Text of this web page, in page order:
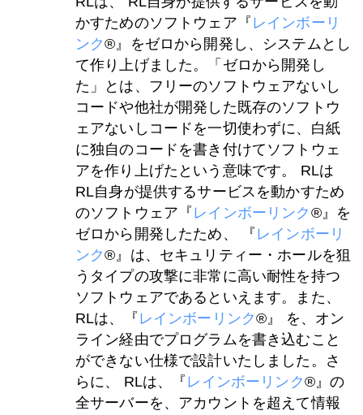
かすためのソフトウェア『 レインボーリ
ンク®』をゼロから開発し、システムとし
て作り上げました。「ゼロから開発し
た」とは、フリーのソフトウェアないし
コードや他社が開発した既存のソフトウ
ェアないしコードを一切使わずに、白紙
に独自のコードを書き付けてソフトウェ
アを作り上げたという意味です。 RLは
RL自身が提供するサービスを動かすため
のソフトウェア『 レインボーリンク ®』を
ゼロから開発したため、 『 レインボーリ
ンク®』は、セキュリティー・ホールを狙
うタイプの攻撃に非常に高い耐性を持つ
ソフトウェアであるといえます。また、
RLは、『 レインボーリンク®』 を、オン
ライン経由でプログラムを書き込むこと
ができない仕様で設計いたしました。さ
らに、 RLは、『 レインボーリンク®』の
全サーバーを、アカウントを超えて情報